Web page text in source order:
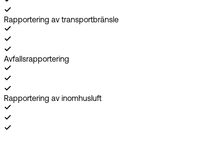
Rapportering av transportbränsle
Avfallsrapportering
Rapportering av inomhusluft